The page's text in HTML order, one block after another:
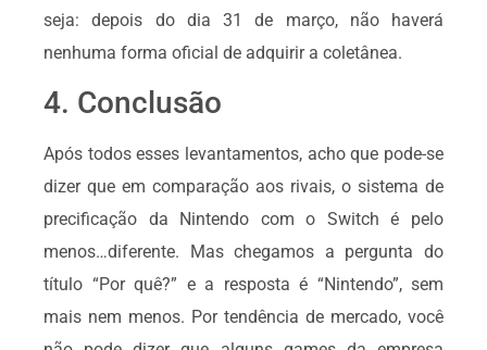
seja: depois do dia 31 de março, não haverá
nenhuma forma oficial de adquirir a coletânea.
4. Conclusão
Após todos esses levantamentos, acho que pode-se
dizer que em comparação aos rivais, o sistema de
precificação da Nintendo com o Switch é pelo
menos…diferente. Mas chegamos a pergunta do
título “Por quê?” e a resposta é “Nintendo”, sem
mais nem menos. Por tendência de mercado, você